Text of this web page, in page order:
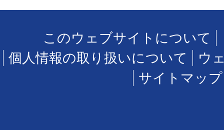
このウェブサイトについて
個人情報の取り扱いについて
ウ
サイトマップ